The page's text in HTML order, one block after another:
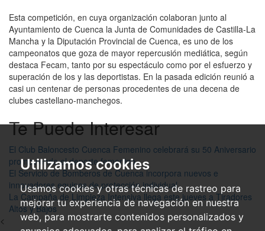
Utilizamos cookies
Usamos cookies y otras técnicas de rastreo para
mejorar tu experiencia de navegación en nuestra
web, para mostrarte contenidos personalizados y
Esta competición, en cuya organización colaboran junto al
Ayuntamiento de Cuenca la Junta de Comunidades de Castilla-La
Mancha y la Diputación Provincial de Cuenca, es uno de los
campeonatos que goza de mayor repercusión mediática, según
destaca Fecam, tanto por su espectáculo como por el esfuerzo y
superación de los y las deportistas. En la pasada edición reunió a
casi un centenar de personas procedentes de una decena de
clubes castellano-manchegos.
Te Puede Interesar
El Club Baloncesto Cuenca Femenino celebrará su 50 Aniversario
promoviendo el deporte femenino
El Servicio de Bomberos de Cuenca incorpora nuevos e
innovadores equipos de protección individual
La Campaña de Limpieza Intensiva llega este jueves a Tiradores
Altos y Bajos
<